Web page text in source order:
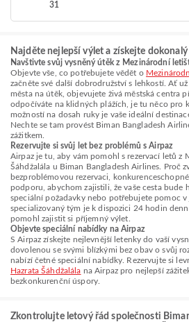
31
Najděte nejlepší výlet a získejte
Navštivte svůj vysněný útěk z Mezinárodní
Objevte vše, co potřebujete vědět o
začněte své další dobrodružství s lehkostí. Ať
města na útěk, objevujete živá městská centra
odpočíváte na klidných plážích, je tu něco pro
možností na dosah ruky je vaše ideální
Nechte se tam provést Biman Bangladesh
zážitkem.
Rezervujte si svůj let bez problémů s Airpaz
Airpaz je tu, aby vám pomohl s rezervací letů z
Šáhdžalála u Biman Bangladesh Airlines. Proč
bezproblémovou rezervaci,
podporu, abychom zajistili, že vaše cesta bude
speciální požadavky nebo potřebujete pomoc v
specializovaný tým je k dispozici 24 hodin
pomohl zajistit si příjemný výlet.
Objevte speciální nabídky na Airpaz
S Airpaz získejte nejlevnější letenky do vaší
dovolenou se svými blízkými bez obav o svůj
nabízí četné speciální nabídky. Rezervujte si
Hazrata Šáhdžalála na Airpaz pro nejlepší
bezkonkurenční úspory.
Zkontrolujte letový řád společnosti